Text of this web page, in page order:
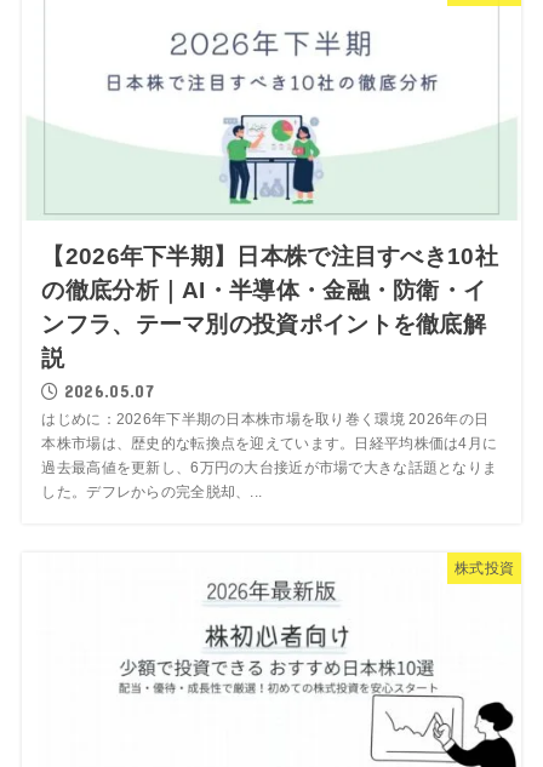
【2026年下半期】日本株で注目すべき10社
の徹底分析｜AI・半導体・金融・防衛・イ
ンフラ、テーマ別の投資ポイントを徹底解
説
2026.05.07
はじめに：2026年下半期の日本株市場を取り巻く環境 2026年の日
本株市場は、歴史的な転換点を迎えています。日経平均株価は4月に
過去最高値を更新し、6万円の大台接近が市場で大きな話題となりま
した。デフレからの完全脱却、...
株式投資